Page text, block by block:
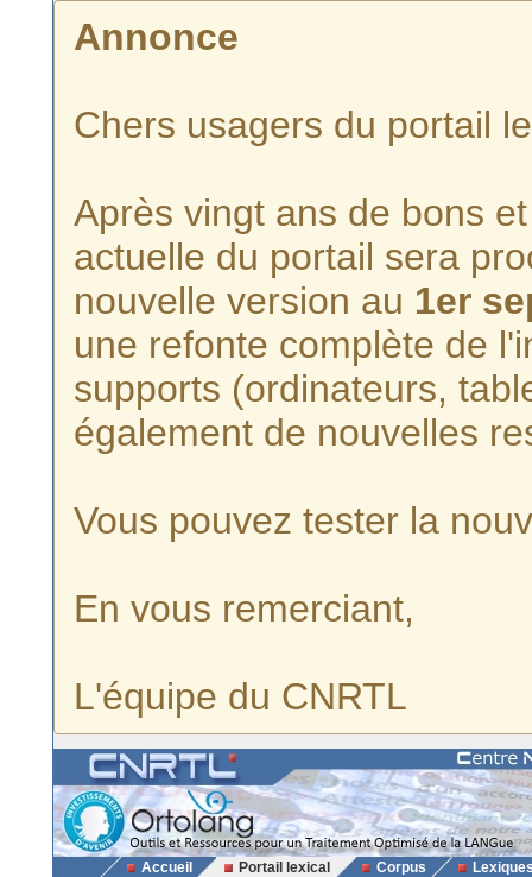
Annonce
Chers usagers du portail
Après vingt ans de bons
actuelle du portail sera
nouvelle version au 1er
une refonte complète de
supports (ordinateurs,
également de nouvelles
Vous pouvez tester la
En vous remerciant,
L'équipe du CNRTL
Accueil Portail lexical Corpus